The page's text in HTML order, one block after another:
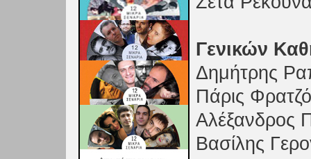
Γενικών
Δημήτρης
Πάρις
Αλέξανδρος
Βασίλης